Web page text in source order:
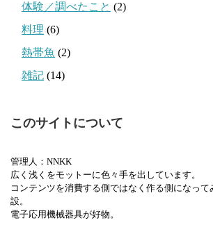
体験／調べたこと (2)
料理 (6)
熱帯魚 (2)
雑記 (14)
このサイトについて
管理人：NNKK
広く浅くをモットーに色々手を出しています。
コンテンツを消費する側ではなく作る側になって
設。
電子応用機械器具が好物。